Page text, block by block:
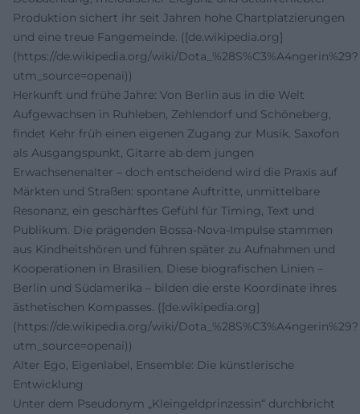
Produktion sichert ihr seit Jahren hohe Chartplatzierungen
und eine treue Fangemeinde. ([de.wikipedia.org]
(https://de.wikipedia.org/wiki/Dota_%28S%C3%A4ngerin%29?
utm_source=openai))
Herkunft und frühe Jahre: Von Berlin aus in die Welt
Aufgewachsen in Ruhleben, Zehlendorf und Schöneberg,
findet Kehr früh einen eigenen Zugang zur Musik. Saxofon
als Ausgangspunkt, Gitarre ab dem jungen
Erwachsenenalter – doch entscheidend wird die Praxis auf
Märkten und Straßen: spontane Auftritte, unmittelbare
Resonanz, ein geschärftes Gefühl für Timing, Text und
Publikum. Die prägenden Bossa-Nova-Impulse stammen
aus Kindheitshören und führen später zu Aufnahmen und
Kooperationen in Brasilien. Diese biografischen Linien –
Berlin und Südamerika – bilden die erste Koordinate ihres
ästhetischen Kompasses. ([de.wikipedia.org]
(https://de.wikipedia.org/wiki/Dota_%28S%C3%A4ngerin%29?
utm_source=openai))
Alter Ego, Eigenlabel, Ensemble: Die künstlerische
Entwicklung
Unter dem Pseudonym „Kleingeldprinzessin“ durchbricht